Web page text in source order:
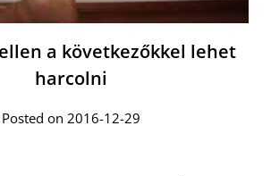
a következőkkel lehet
harcolni
Posted on 2016-12-29